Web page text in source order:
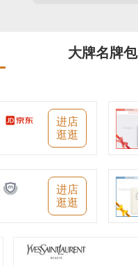
大牌名牌包
进店
逛逛
进店
逛逛